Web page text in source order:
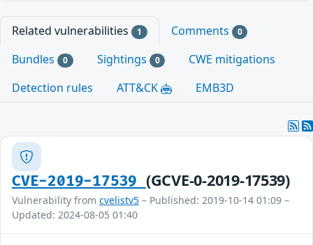
Related vulnerabilities 1 Comments 0
Bundles 0 Sightings 0
CWE mitigations
Detection rules
ATT&CK EMB3D
CVE-2019-17539 (GCVE-0-2019-17539)
Vulnerability from cvelistv5 – Published: 2019-10-14 01:09 –
Updated: 2024-08-05 01:40